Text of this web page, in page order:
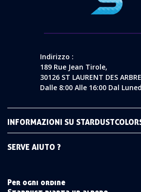
Indirizzo :
189 Rue Jean Tirole,
30126 ST LAURENT DES
Dalle 8:00 Alle 16:00 Dal
INFORMAZIONI SU
SERVE AIUTO ?
Per ogni ordine